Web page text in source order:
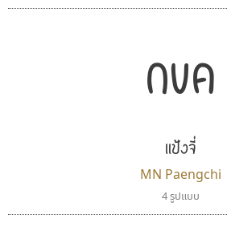
กขค
แป้งจี่
MN Paengchi
4 รูปแบบ